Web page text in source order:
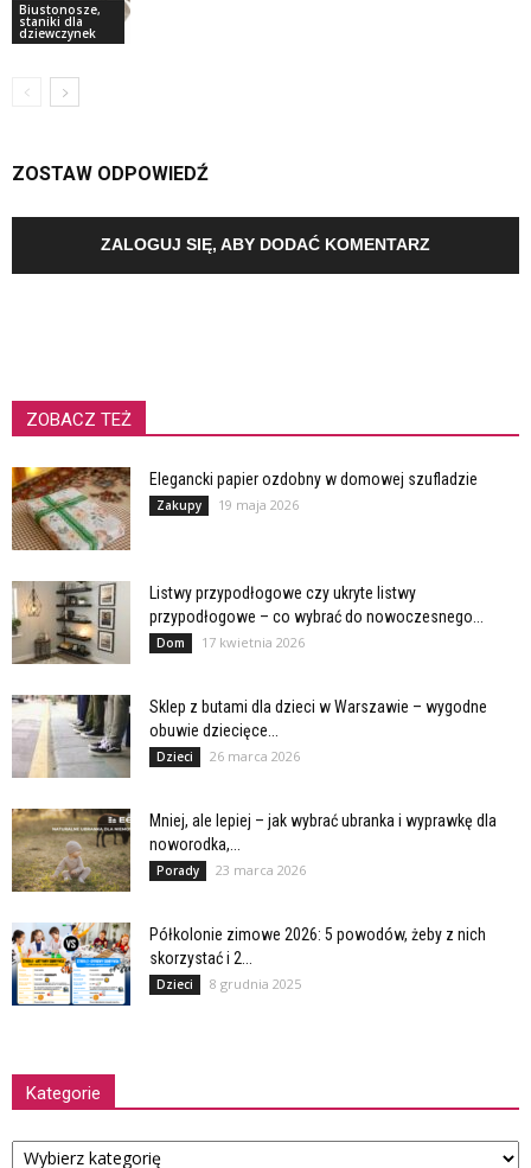
Biustonosze,
staniki dla
dziewczynek
ZOSTAW ODPOWIEDŹ
ZALOGUJ SIĘ, ABY DODAĆ KOMENTARZ
ZOBACZ TEŻ
Elegancki papier ozdobny w domowej szufladzie
Zakupy 19 maja 2026
Listwy przypodłogowe czy ukryte listwy
przypodłogowe – co wybrać do nowoczesnego...
Dom 17 kwietnia 2026
Sklep z butami dla dzieci w Warszawie – wygodne
obuwie dziecięce...
Dzieci 26 marca 2026
Mniej, ale lepiej – jak wybrać ubranka i wyprawkę dla
noworodka,...
Porady 23 marca 2026
Półkolonie zimowe 2026: 5 powodów, żeby z nich
skorzystać i 2...
Dzieci 8 grudnia 2025
Kategorie
Kategorie